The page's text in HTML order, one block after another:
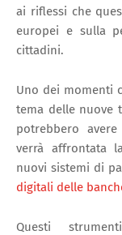
ai riflessi che
europei e sulla
cittadini.
Uno dei momenti
tema delle nuove
potrebbero
verrà affrontata
nuovi sistemi di
digitali delle
Questi